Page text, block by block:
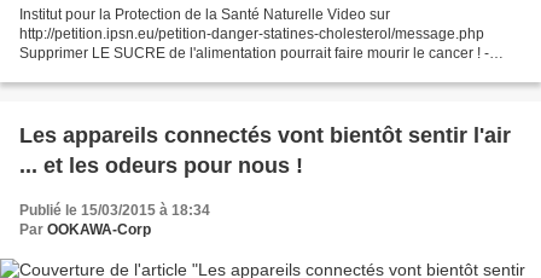
Institut pour la Protection de la Santé Naturelle Video sur
http://petition.ipsn.eu/petition-danger-statines-cholesterol/message.php
Supprimer LE SUCRE de l'alimentation pourrait faire mourir le cancer ! -
Les appareils connectés vont bientôt sentir l'air
... et les odeurs pour nous !
Publié le 15/03/2015 à 18:34
Par OOKAWA-Corp